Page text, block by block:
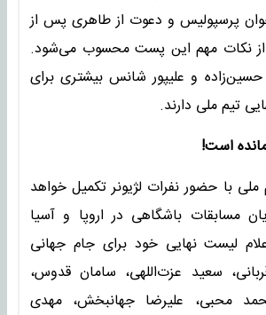
پرسپولیس و دعوت از طاهری پس از
نکات مهم این پست محسوب می‌شود.
حسین‌زاده و علیپور شانس بیشتری برای
تیم ملی دارند.
با حضور نفرات لژیونر تکمیل خواهد
مسابقات باشگاهی در اروپا و آسیا
لیست نهایی خود برای جام جهانی
سعید عزت‌اللهی، سامان قدوس،
محبی، علیرضا جهانبخش، مهدی